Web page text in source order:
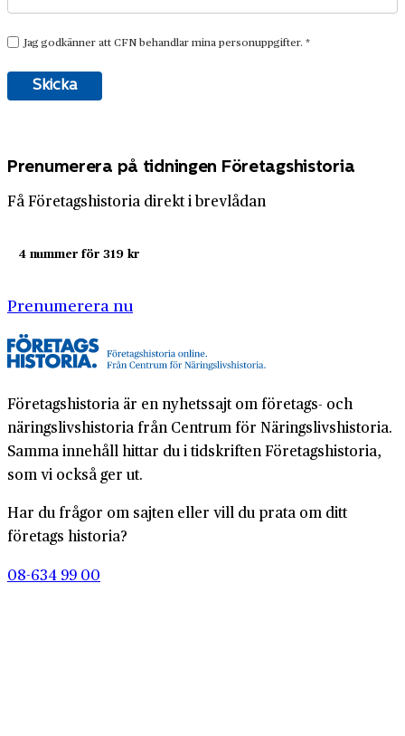
Prenumerera på tidningen Företagshistoria
Få Företagshistoria direkt i brevlådan
4 nummer för 319 kr
Prenumerera nu
Företagshistoria är en nyhetssajt om företags- och
näringslivshistoria från Centrum för Näringslivshistoria.
Samma innehåll hittar du i tidskriften Företagshistoria,
som vi också ger ut.
Har du frågor om sajten eller vill du prata om ditt
företags historia?
08-634 99 00